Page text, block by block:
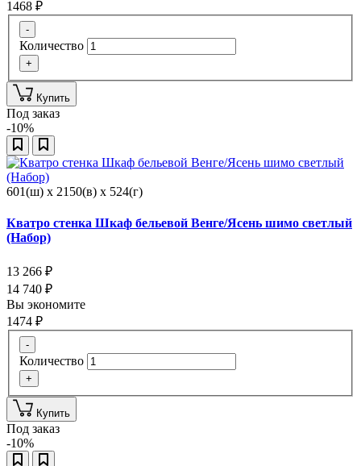
1468 ₽
-
Количество
+
Купить
Под заказ
-10%
601(ш) x 2150(в) x 524(г)
Кватро стенка Шкаф бельевой Венге/Ясень шимо светлый
(Набор)
13 266 ₽
14 740 ₽
Вы экономите
1474 ₽
-
Количество
+
Купить
Под заказ
-10%